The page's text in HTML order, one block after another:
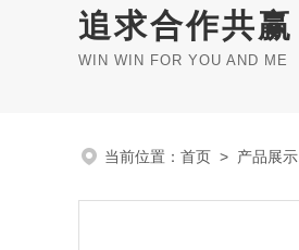
追求合作共赢
WIN WIN FOR YOU AND ME
当前位置： 首页 > 产品展示